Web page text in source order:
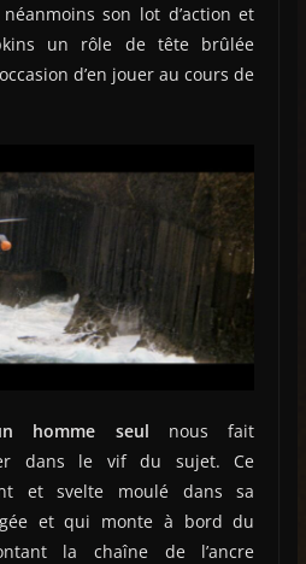
son lot d’action et
un rôle de tête brûlée
d’en jouer au cours de
homme seul nous fait
dans le vif du sujet. Ce
et svelte moulé dans sa
et qui monte à bord du
la chaîne de l’ancre